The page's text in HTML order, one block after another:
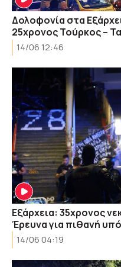
Δολοφονία στα
25χρονος Τούρκος –
14/06 12:46
Εξάρχεια: 35χρονος
Έρευνα για πιθανή
14/06 04:19